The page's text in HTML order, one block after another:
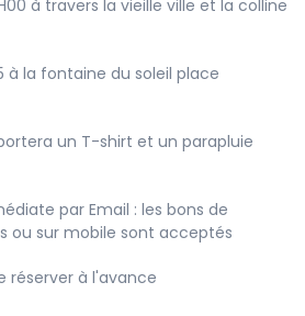
d’art contemporain.
d’après le fondateur des
un chef-d’œuvre baroque.
vous-même ? Pas de problème.
merveilleusevisite guidée
pouvez réserver votre visite à pied
à travers la vieille ville et la colline
à la fontaine du soleil place
un T-shirt et un parapluie
par Email : les bons de
ou sur mobile sont acceptés
réserver à l'avance